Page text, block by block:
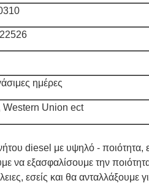
ημέρες
Western Union ect
diesel με υψηλό -
να εξασφαλίσουμε την
εσείς και θα ανταλλάξουμε